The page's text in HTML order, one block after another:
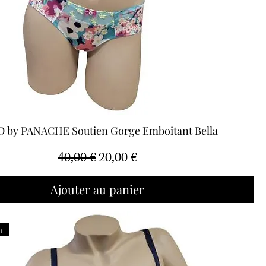
Aperçu rapide
by PANACHE Soutien Gorge Emboitant Bella
Prix original
40,00 €Prix promotionnel
20,00 €
Ajouter au panier